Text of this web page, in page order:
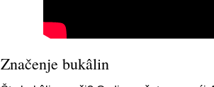
Značenje bukâlin